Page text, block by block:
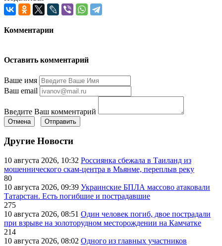
Комментарии
Оставить комментарий
Ваше имя
Ваш email
Введите Ваш комментарий
Отмена Отправить
Другие Новости
10 августа 2026, 10:32 Россиянка сбежала в Таиланд из
мошеннического скам-центра в Мьянме, переплыв реку
80
10 августа 2026, 09:39 Украинские БПЛА массово атаковали
Татарстан. Есть погибшие и пострадавшие
275
10 августа 2026, 08:51 Один человек погиб, двое пострадали
при взрыве на золоторудном месторождении на Камчатке
214
10 августа 2026, 08:02 Одного из главных участников